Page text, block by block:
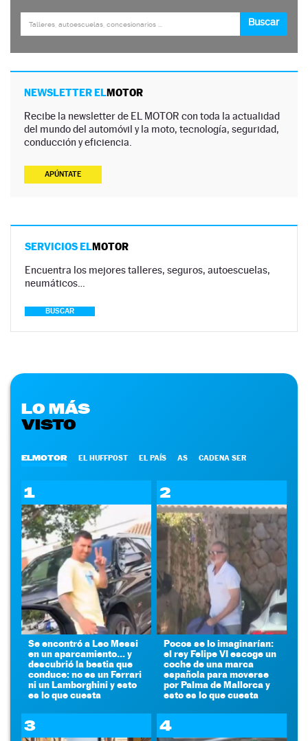
NEWSLETTER ELMOTOR
Recibe la newsletter de EL MOTOR con toda la actualidad
del mundo del automóvil y la moto, tecnología, seguridad,
conducción y eficiencia.
APÚNTATE
SERVICIOS ELMOTOR
Encuentra los mejores talleres, seguros, autoescuelas,
neumáticos…
BUSCAR
LO MÁS
VISTO
ELMOTOR EL HUFFPOST EL PAÍS AS CADENA SER
1
Se encontró a Leo Messi
en un aparcamiento... y
descubrió la bestia que
conduce: no es un Ferrari
ni un Lamborghini y esto
es lo que cuesta
2
Pocos se lo imaginarían:
el rey Felipe VI escoge un
coche de una marca
española para moverse
por Palma de Mallorca y
esto es lo que cuesta
3 4